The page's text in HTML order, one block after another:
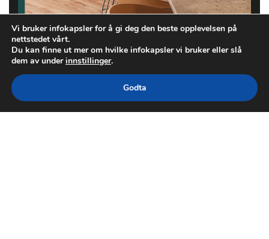
Vi bruker infokapsler for å gi deg den beste opplevelsen på
nettstedet vårt.
Du kan finne ut mer om hvilke infokapsler vi bruker eller slå
dem av underinnstillinger.
Godta